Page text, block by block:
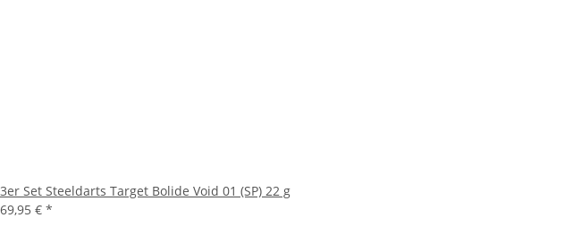
3er Set Steeldarts Target Bolide Void 01 (SP) 22 g
69,95 € *